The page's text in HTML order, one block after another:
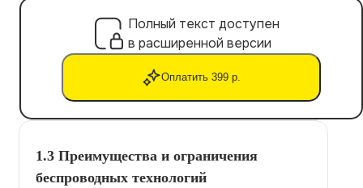
Полный текст доступен
в расширенной версии
Оплатить 399 р.
1.3 Преимущества и ограничения
беспроводных технологий